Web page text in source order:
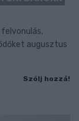
augusztus
Szólj hozzá!